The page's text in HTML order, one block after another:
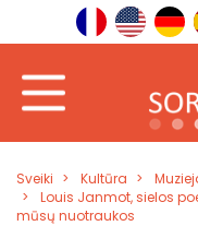
Sveiki Kultūra
Louis Janmot, sielos
mūsų nuotraukos